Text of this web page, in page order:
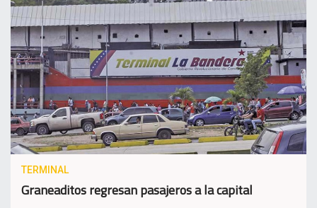
TERMINAL
Graneaditos regresan pasajeros a la capital